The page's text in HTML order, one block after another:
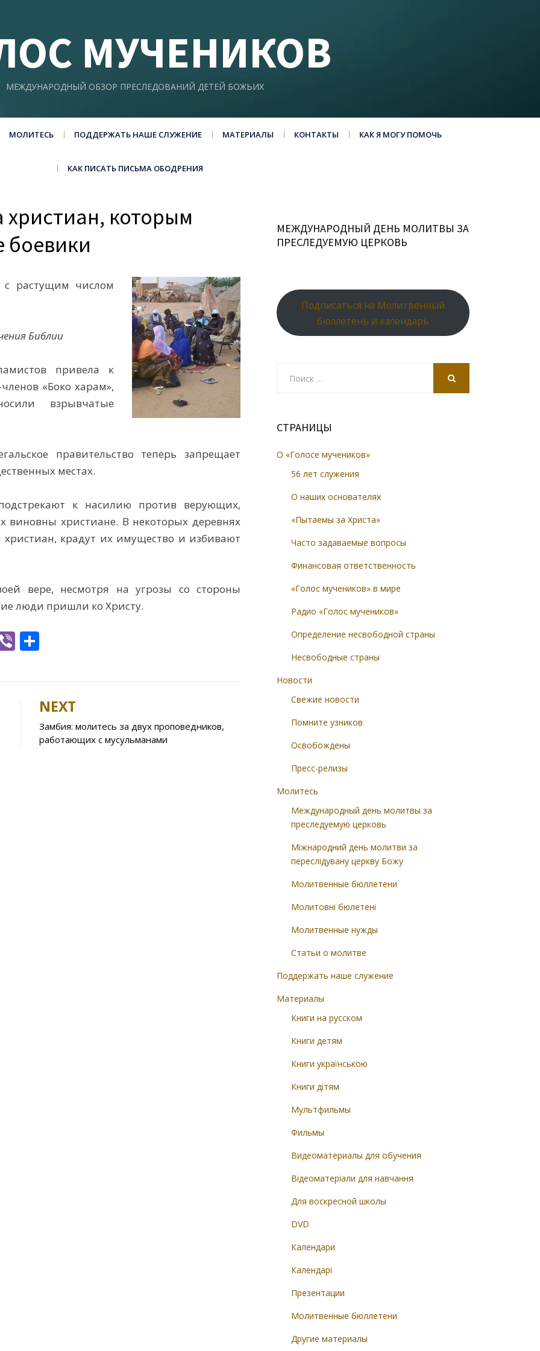
МУЧЕНИКОВ
МЕЖДУНАРОДНЫЙ ОБЗОР ПРЕСЛЕДОВАНИЙ ДЕТЕЙ БОЖЬИХ
МОЛИТЕСЬ ПОДДЕРЖАТЬ НАШЕ СЛУЖЕНИЕ МАТЕРИАЛЫ КОНТАКТЫ КАК Я МОГУ ПОМОЧЬ
КАК ПИСАТЬ ПИСЬМА ОБОДРЕНИЯ
христиан, которым
боевики
с растущим числом
Библии
привела к
«Боко харам»,
взрывчатые
правительство теперь запрещает
местах.
к насилию против верующих,
виновны христиане. В некоторых деревнях
крадут их имущество и избивают
вере, несмотря на угрозы со стороны
люди пришли ко Христу.
Vi
e
NEXT
Замбия: молитесь за двух проповедников,
работающих с мусульманами
МЕЖДУНАРОДНЫЙ ДЕНЬ МОЛИТВЫ ЗА
ПРЕСЛЕДУЕМУЮ ЦЕРКОВЬ
Подписаться на Молитвенный
бюллетень и календарь
СТРАНИЦЫ
О «Голосе мучеников»
56 лет служения
О наших основателях
«Пытаемы за Христа»
Часто задаваемые вопросы
Финансовая ответственность
«Голос мучеников» в мире
Радио «Голос мучеников»
Определение несвободной страны
Несвободные страны
Новости
Свежие новости
Помните узников
Освобождены
Пресс-релизы
Молитесь
Международный день молитвы за
преследуемую церковь
Міжнародний день молитви за
переслідувану церкву Божу
Молитвенные бюллетени
Молитовні бюлетені
Молитвенные нужды
Статьи о молитве
Поддержать наше служение
Материалы
Книги на русском
Книги детям
Книги українською
Книги дітям
Мультфильмы
Фильмы
Видеоматериалы для обучения
Відеоматеріали для навчання
Для воскресной школы
DVD
Календари
Календарі
Презентации
Молитвенные бюллетени
Другие материалы